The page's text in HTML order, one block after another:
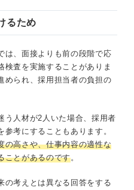
るため
は、面接よりも前の段階で応
検査を実施することがありま
められ、採用担当者の負担の
う人材が2人いた場合、採用者
考にすることもあります。
の高さや、仕事内容の適性な
ことがあるのです。
の考えとは異なる回答をする